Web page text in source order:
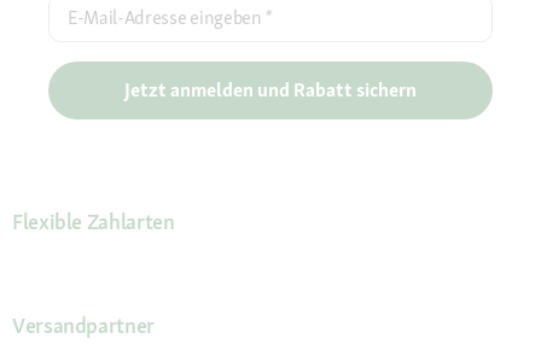
E-Mail-Adresse eingeben *
Jetzt anmelden und Rabatt sichern
Flexible Zahlarten
Versandpartner